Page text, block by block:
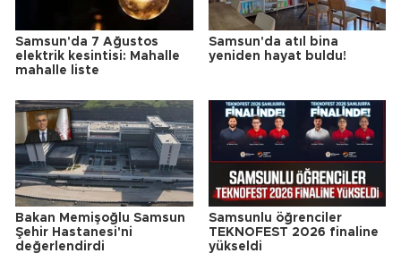
Samsun'da 7 Ağustos
elektrik kesintisi: Mahalle
mahalle liste
Samsun'da atıl bina
yeniden hayat buldu!
Bakan Memişoğlu Samsun
Şehir Hastanesi'ni
değerlendirdi
Samsunlu öğrenciler
TEKNOFEST 2026 finaline
yükseldi